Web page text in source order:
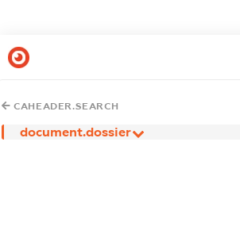
CAHEADER.SEARCH
document.dossier